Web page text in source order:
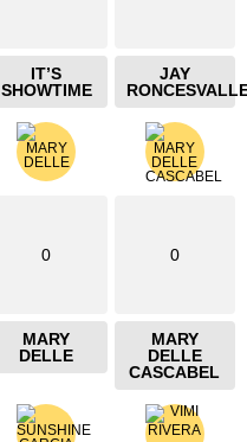
IT’S
SHOWTIME
JAY
0
MARY
DELLE
0
MARY
DELLE
CASCABEL